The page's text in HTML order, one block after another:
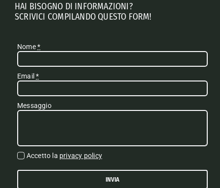
HAI BISOGNO DI INFORMAZIONI?
SCRIVICI COMPILANDO QUESTO FORM!
Nome*
Email*
Messaggio
Accetto la privacy policy
INVIA